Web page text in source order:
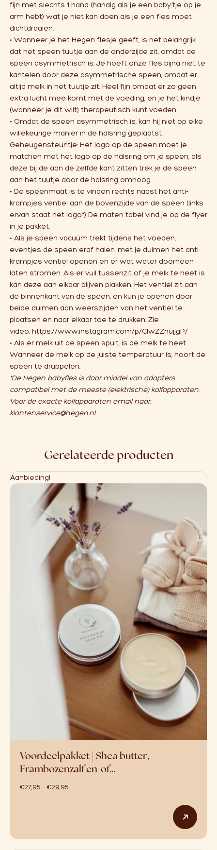
fijn met slechts 1 hand (handig als je een baby’tje op je
arm hebt) wat je niet kan doen als je een fles moet
dichtdraaien.
• Wanneer je het Hegen flesje geeft, is het belangrijk
dat het speen tuutje aan de onderzijde zit, omdat de
speen asymmetrisch is. Je hoeft onze fles bijna niet te
kantelen door deze asymmetrische speen, omdat er
altijd melk in het tuutje zit. Heel fijn omdat er zo geen
extra lucht mee komt met de voeding, en je het kindje
(wanneer je dit wilt) therapeutisch kunt voeden.
• Omdat de speen asymmetrisch is, kan hij niet op elke
willekeurige manier in de halsring geplaatst.
Geheugensteuntje: Het logo op de speen moet je
matchen met het logo op de halsring om je speen, als
deze bij de aan de zelfde kant zitten trek je de speen
aan het tuutje door de halsring omhoog.
• De speenmaat is te vinden rechts naast het anti-
krampjes ventiel aan de bovenzijde van de speen (links
ervan staat het logo*) De maten tabel vind je op de flyer
in je pakket.
• Als je speen vacuüm trekt tijdens het voeden,
eventjes de speen eraf halen, met je duimen het anti-
krampjes ventiel openen en er wat water doorheen
laten stromen. Als er vuil tussenzit of je melk te heet is
kan deze aan elkaar blijven plakken. Het ventiel zit aan
de binnenkant van de speen, en kun je openen door
beide duimen aan weerszijden van het ventiel te
plaatsen en naar elkaar toe te drukken. Zie
video: https://www.instagram.com/p/ClwZZnujjgP/
• Als er melk uit de speen spuit, is de melk te heet.
Wanneer de melk op de juiste temperatuur is, hoort de
speen te druppelen.
*De Hegen babyfles is door middel van adapters
compatibel met de meeste (elektrische) kolfapparaten.
Voor de exacte kolfapparaten email naar:
klantenservice@hegen.nl
Gerelateerde producten
Aanbieding!
Voordeelpakket | Shea butter,
Frambozenzalf en-of…
€27,95 - €29,95
Dit